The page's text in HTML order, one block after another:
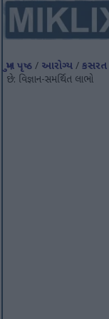
મુખ પૃષ્ઠ / આરોગ્ય /કસરત
છે: વિજ્ઞાન-સમર્થિત લાભો